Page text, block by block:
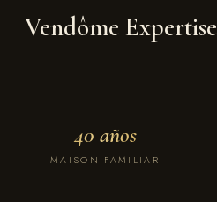
Vendôme Expertise
40 años
MAISON FAMILIAR